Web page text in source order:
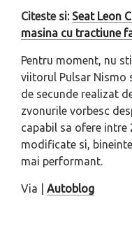
Citeste si:Seat Leon
masina cu tractiune
Pentru moment, nu
viitorul Pulsar Nismo
de secunde realizat
zvonurile vorbesc
capabil sa ofere intre
modificate si,
mai performant.
Via | Autoblog